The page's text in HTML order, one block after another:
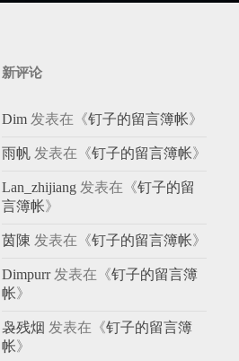
新评论
Dim 发表在《钉子的留言簿帐》
雨帆 发表在《钉子的留言簿帐》
Lan_zhijiang 发表在《钉子的留
言簿帐》
茵陳 发表在《钉子的留言簿帐》
Dimpurr发表在《钉子的留言簿
帐》
袅残烟 发表在《钉子的留言簿
帐》